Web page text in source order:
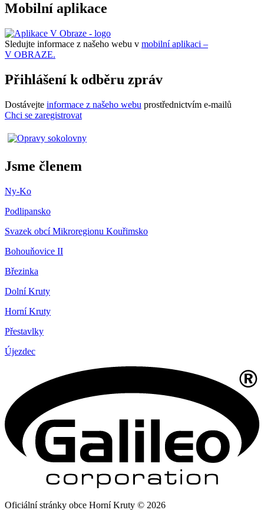
Mobilní aplikace
Sledujte informace z našeho webu v mobilní aplikaci –
V OBRAZE.
Přihlášení k odběru zpráv
Dostávejte informace z našeho webu prostřednictvím e-mailů
Chci se zaregistrovat
Jsme členem
Ny-Ko
Podlipansko
Svazek obcí Mikroregionu Kouřimsko
Bohouňovice II
Březinka
Dolní Kruty
Horní Kruty
Přestavlky
Újezdec
Oficiální stránky obce Horní Kruty © 2026